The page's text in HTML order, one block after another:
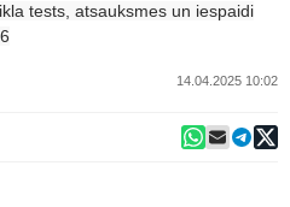
tests, atsauksmes un iespaidi
14.04.2025 10:02